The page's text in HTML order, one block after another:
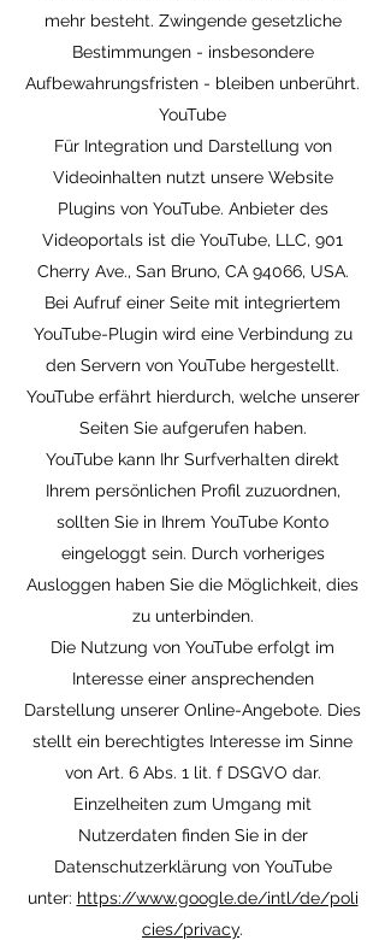
mehr besteht. Zwingende gesetzliche
Bestimmungen - insbesondere
Aufbewahrungsfristen - bleiben unberührt.
YouTube
Für Integration und Darstellung von
Videoinhalten nutzt unsere Website
Plugins von YouTube. Anbieter des
Videoportals ist die YouTube, LLC, 901
Cherry Ave., San Bruno, CA 94066, USA.
Bei Aufruf einer Seite mit integriertem
YouTube-Plugin wird eine Verbindung zu
den Servern von YouTube hergestellt.
YouTube erfährt hierdurch, welche unserer
Seiten Sie aufgerufen haben.
YouTube kann Ihr Surfverhalten direkt
Ihrem persönlichen Profil zuzuordnen,
sollten Sie in Ihrem YouTube Konto
eingeloggt sein. Durch vorheriges
Ausloggen haben Sie die Möglichkeit, dies
zu unterbinden.
Die Nutzung von YouTube erfolgt im
Interesse einer ansprechenden
Darstellung unserer Online-Angebote. Dies
stellt ein berechtigtes Interesse im Sinne
von Art. 6 Abs. 1 lit. f DSGVO dar.
Einzelheiten zum Umgang mit
Nutzerdaten finden Sie in der
Datenschutzerklärung von YouTube
unter: https://www.google.de/intl/de/poli
cies/privacy.